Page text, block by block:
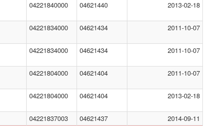
04221840000 04621440 2013-02-18
04221834000 04621434 2011-10-07
04221834000 04621434 2011-10-07
04221804000 04621404 2011-10-07
04221804000 04621404 2013-02-18
04221837003 04621437
2014-09-11